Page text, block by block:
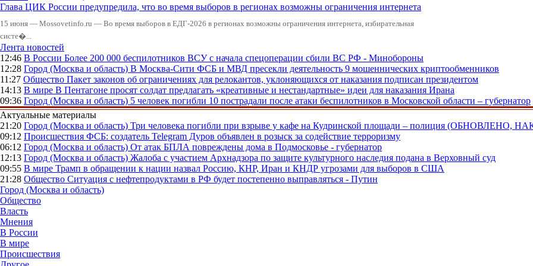
Глава ЦИК России предупредила, что во время выборов в регионах возможны ограничения интернета
15 июня — Mossovetinfo.ru — Во время выборов в ЕДГ-2026 в регионах возможны ограничения интернета, избирательная
систе�...
Лента новостей
12:46 В России Более 200 000 беспилотников ВСУ с начала спецоперации сбили ВС РФ - Минобороны
12:28 Город (Москва и область) В Москва-Сити ФСБ и МВД пресекли деятельность 9 мошеннических криптообменников
11:27 Общество Пакет законов об ограничениях для релокантов, уклоняющихся от наказания подписан президентом
14:13 В мире В Пентагоне просят солдат предлагать «креативные и нестандартные» идеи для наказания Ирана
09:36 Город (Москва и область) 5 человек погибли 10 пострадали после атаки беспилотников в Московской области – губернатор
Актуальные материалы
21:20 Город (Москва и область) Три человека погибли при взрыве у кафе на Кудринской площади – полиция (ОБНОВЛЕНО,
09:12 Происшествия ФСБ: создатель Telegram Дуров объявлен в розыск за содействие терроризму
06:12 Город (Москва и область) От атак БПЛА повреждены дома в Подмосковье - губернатор
12:13 Город (Москва и область) Жалоба с участием Архнадзора по защите культурного наследия подана в Верховный суд
09:55 В мире Трамп в обращении к нации назвал Россию, КНР, Иран и КНДР угрозами для выборов в США
21:28 Общество Ситуация с нефтепродуктами в РФ будет постепенно выправляться - Путин
Город (Москва и область)
Общество
Власть
Мнения
В России
В мире
Происшествия